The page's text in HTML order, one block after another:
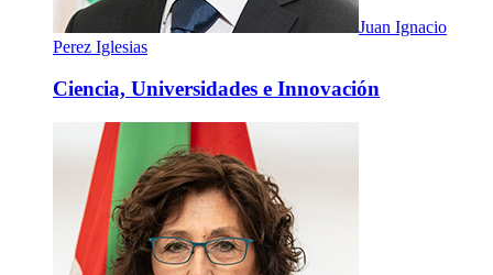
Juan Ignacio
Perez Iglesias
Ciencia, Universidades e Innovación